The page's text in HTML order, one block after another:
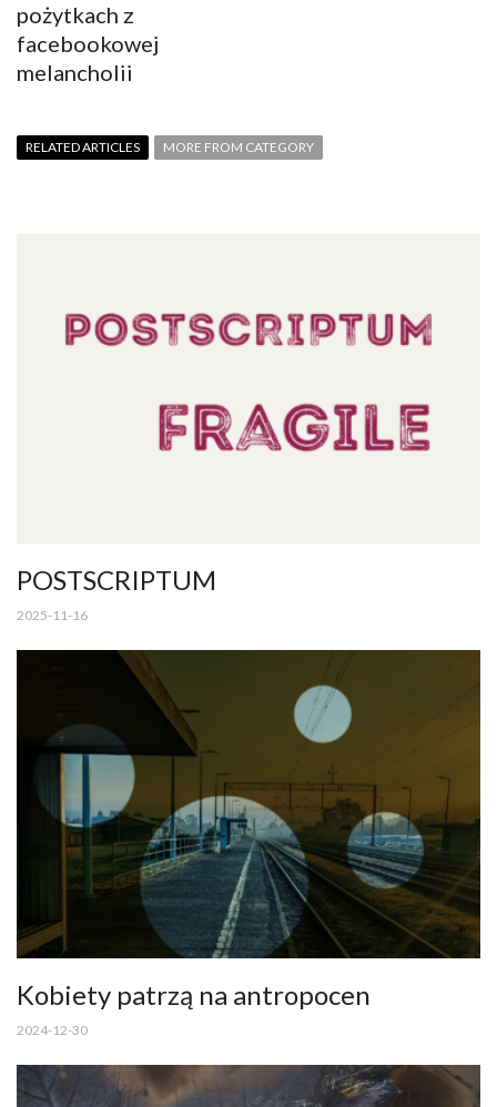
pożytkach z
facebookowej
melancholii
RELATED ARTICLES MORE FROM CATEGORY
POSTSCRIPTUM
2025-11-16
Kobiety patrzą na antropocen
2024-12-30